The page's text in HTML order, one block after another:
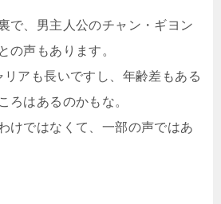
で、男主人公のチャン・ギヨン
の声もあります。
リアも長いですし、年齢差もある
ろはあるのかもな。
けではなくて、一部の声ではあ